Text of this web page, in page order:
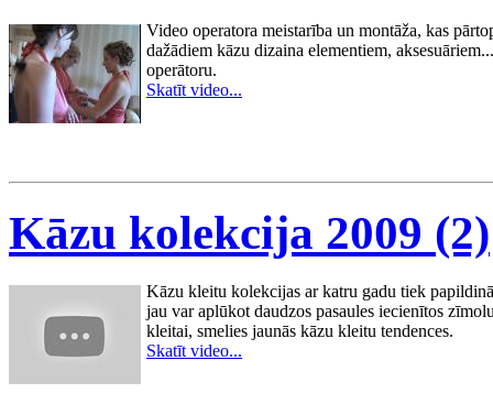
Video operatora meistarība un montāža, kas
dažādiem kāzu dizaina elementiem,
operātoru.
Skatīt video...
Kāzu kolekcija 2009 (2)
Kāzu kleitu kolekcijas ar katru gadu tiek
jau var aplūkot daudzos pasaules iecienītos
kleitai, smelies jaunās kāzu kleitu tendences.
Skatīt video...